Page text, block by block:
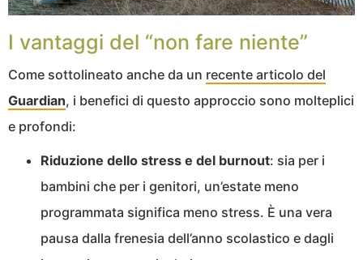
I vantaggi del “non fare niente”
Come sottolineato anche da un recente articolo del
Guardian, i benefici di questo approccio sono molteplici
e profondi:
Riduzione dello stress e del burnout: sia per i
bambini che per i genitori, un’estate meno
programmata significa meno stress. È una vera
pausa dalla frenesia dell’anno scolastico e dagli